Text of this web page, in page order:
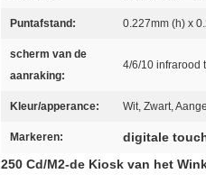
Puntafstand: 0.227mm (h) x
scherm van de
aanraking:
4/6/10 infrarood
Kleur/apperance: Wit, Zwart,
Markeren: digitale
250 Cd/M2-de Kiosk van het